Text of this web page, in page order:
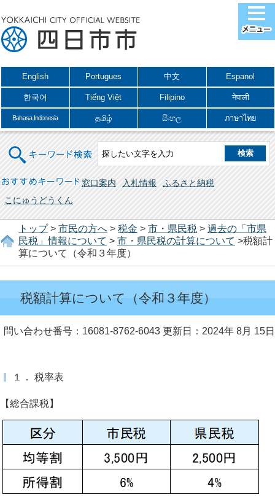
English Portugues 中文 Espanol
한국어 Tiếng Việt Filipino नेपाली
Bahasa Indonesia தமிழ் සිංහල ภาษาไทย
キーワード検索
おすすめキーワード 窓口案内 入札情報
ふるさと納税
こにゅうどうくん
トップ> 市民の方へ > 税金 > 市・県民税 > 過去の「市県
民税」情報について > 市・県民税の計算について >税額計
算について（令和３年度）
税額計算について（令和３年度）
問い合わせ番号：16081-8762-6043 更新日：2024年 8月 15日
１． 税率表
【総合課税】